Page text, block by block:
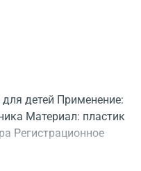
детей Применение:
Материал: пластик
Регистрационное